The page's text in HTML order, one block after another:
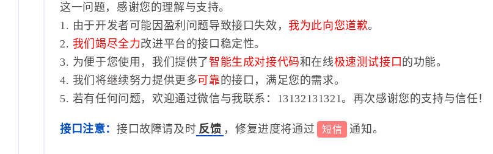
这一问题，感谢您的理解与支持。
1. 由于开发者可能因盈利问题导致接口失效， 我为此向您道歉。
2. 我们竭尽全力改进平台的接口稳定性。
3. 为便于您使用，我们提供了智能生成对接代码和在线极速测试接口 的功能。
4. 我们将继续努力提供更多可靠的接口，满足您的需求。
5. 若有任何问题，欢迎通过微信与我联系：13132131321。再次感谢您的支持与信任！
接口注意： 接口故障请及时 反馈 ，修复进度将通过 短信 通知。